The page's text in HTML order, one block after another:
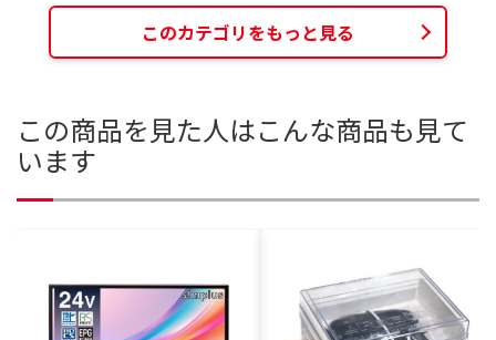
このカテゴリをもっと見る
この商品を見た人はこんな商品も見て
います